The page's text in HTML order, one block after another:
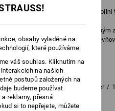
kapsa se zipem a kapsa na mobilní
velká hlavní přihrádka se suchým
kapsa na skládací metr s
nože a přihrádka na tužky
pryžovým páskem
% Bavlna / 36 % Elastomultiester /
obsahy vyladěné na
které používáme.
váš souhlas. Kliknutím na
na našich
postupů založených na
budeme používat
reklamy, přesná
si to nepřejete, můžete